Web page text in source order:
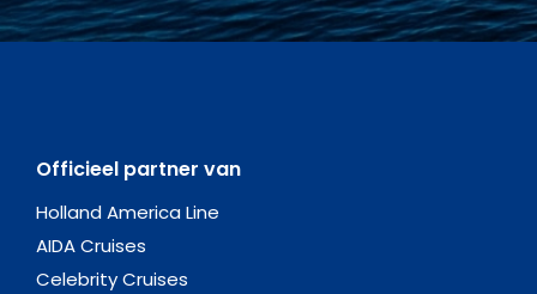
Officieel partner van
Holland America Line
AIDA Cruises
Celebrity Cruises